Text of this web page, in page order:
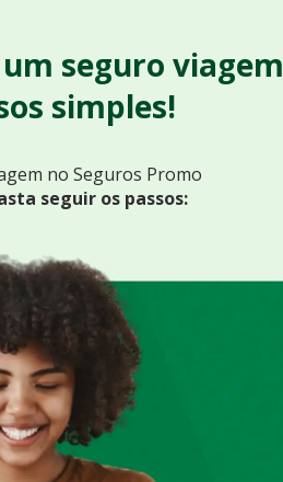
seguro viagem
simples!
no Seguros Promo
seguir os passos: